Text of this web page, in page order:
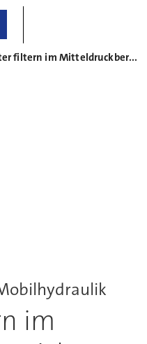
Leichter filtern im Mitteldruckbereich
im